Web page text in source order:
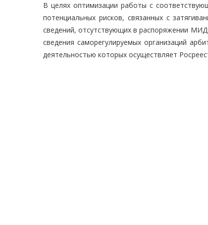
В целях оптимизации работы с
потенциальных рисков, связанных с
сведений, отсутствующих в распоряжении
сведения саморегулируемых организаций
деятельностью которых осуществляет